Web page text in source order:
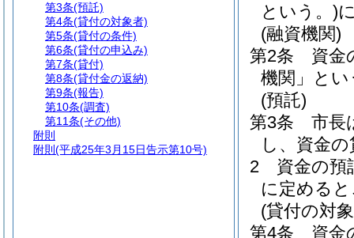
という。)
(融資機関)
第2条
資金
機関」とい
(預託)
第3条
市長
し、資金
2
資金の預
に定める
(貸付の対
第4条
資金
第3条(預託)
第4条(貸付の対象者)
第5条(貸付の条件)
第6条(貸付の申込み)
第7条(貸付)
第8条(貸付金の返納)
第9条(報告)
第10条(調査)
第11条(その他)
附則
附則 (平成25年3月15日告示第10号)